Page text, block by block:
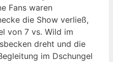
Fans waren
die Show verließ,
von 7 vs. Wild im
dreht und die
im Dschungel